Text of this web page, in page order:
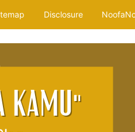
Disclosure